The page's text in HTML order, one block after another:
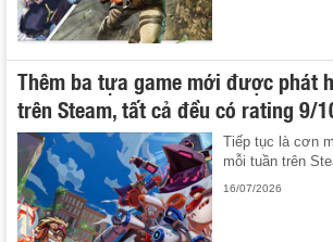
Thêm ba tựa game mới được phát
trên Steam, tất cả đều có rating 9/
Tiếp tục là cơn
mỗi tuần trên
16/07/2026